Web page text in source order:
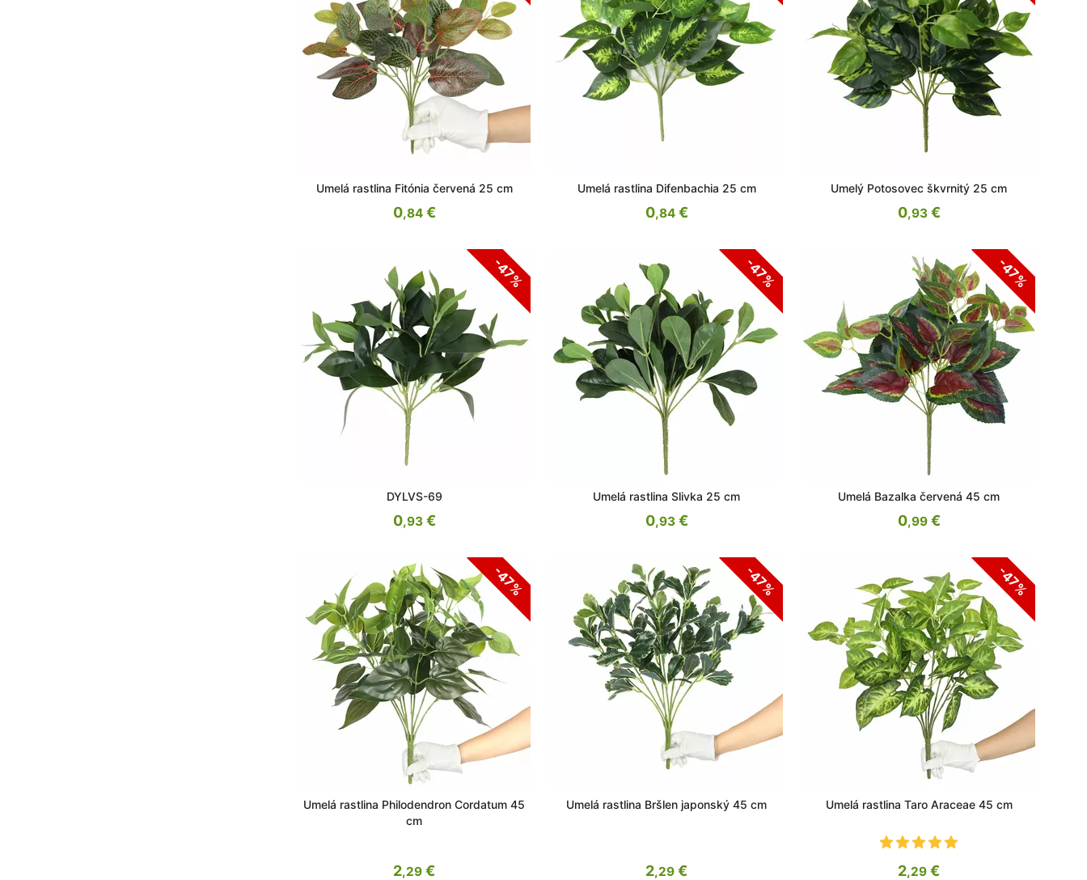
Umelá rastlina Fitónia červená 25 cm
0,84€
Umelá rastlina Difenbachia 25 cm
0,84€
Umelý Potosovec škvrnitý 25 cm
0,93€
-47%
DYLVS-69
0,93€
-47%
Umelá rastlina Slivka 25 cm
0,93€
-47%
Umelá Bazalka červená 45 cm
0,99€
-47%
Umelá rastlina Philodendron Cordatum 45
cm
2,29 €
-47%
Umelá rastlina Bršlen japonský 45 cm
2,29 €
-47%
Umelá rastlina Taro Araceae 45 cm
2,29 €